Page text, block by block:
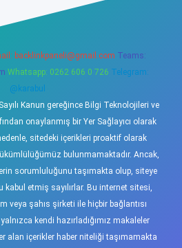
backlinkpaneli@gmail.com Teams:
Whatsapp: 0262 606 0 726 Telegram:
@karabul
Kanun gereğince Bilgi Teknolojileri ve
onaylanmış bir Yer Sağlayıcı olarak
sitedeki içerikleri proaktif olarak
bulunmamaktadır. Ancak,
sorumluluğunu taşımakta olup, siteye
etmiş sayılırlar. Bu internet sitesi,
veya şahıs şirketi ile hiçbir bağlantısı
kendi hazırladığımız makaleler
alan içerikler haber niteliği taşımamakta